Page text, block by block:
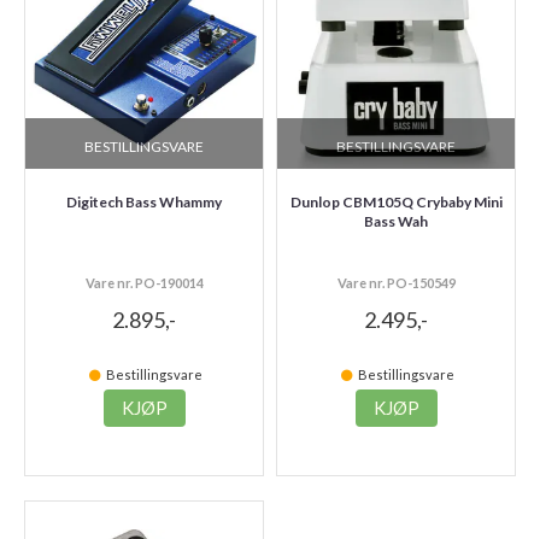
BESTILLINGSVARE
Digitech Bass Whammy
Vare nr. PO-190014
2.895,-
Bestillingsvare
KJØP
BESTILLINGSVARE
Dunlop CBM105Q Crybaby Mini
Bass Wah
Vare nr. PO-150549
2.495,-
Bestillingsvare
KJØP